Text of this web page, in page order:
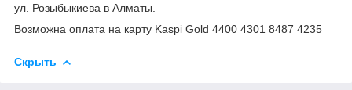
ул. Розыбыкиева в Алматы.
Возможна оплата на карту Kaspi Gold 4400 4301 8487 4235
Скрыть